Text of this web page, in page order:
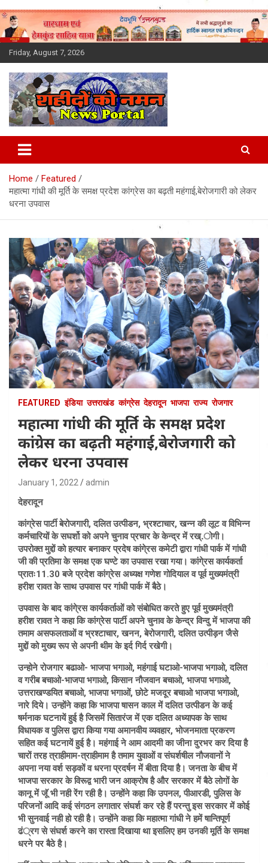
Skip
to
content
Friday, August 7, 2026
Latest News Today, Breaking
News, Uttarakhand News in
Hindi
Home
Featured
महात्मा गांधी की मूर्ति के समक्ष प्रदेश कांग्रेस का बढ़ती महंगाई,बेरोजगारी को लेकर
धरना उपवास
FEATURED इंडिया उत्तराखंड कांग्रेस देहरादून भाजपा राज्य रोजगार
महात्मा गांधी की मूर्ति के समक्ष प्रदेश
कांग्रेस का बढ़ती महंगाई,बेरोजगारी को
लेकर धरना उपवास
January 1, 2022 admin
देहरादून
कांग्रेस पार्टी बेरोजगारी, दलित उत्पीडन, भ्रश्टाचार, खन्न की लूट व विभिन्न
कर्मचारियों के सघर्शो को अपने चुनाव प्रचार के केन्द्र में रख्.ोगी।
उपरोक्त मुद्दों को हत्यार बनाकर प्रदेष कांगे्रस कमेटी द्वारा गांधी पार्क में गांधी
जी की प्रतिमा के समक्ष एक घण्टे का उपवास रखा गया। कांगे्रस कार्यकर्ता
प्रातः11.30 बजे प्रदेश कांग्रेस अध्यक्ष गणेश गोदियाल व पूर्व मुख्यमंत्री
हरीश रावत के साथ उपवास पर गांधी पार्क में बैठे।
उपवास के बाद कांगे्रस कार्यकर्ताओं को संबोधित करते हुए पूर्व मुख्यमंत्री
हरीश रावत ने कहा कि कांग्रेस पार्टी अपने चुनाव के केन्द्र विन्दु में भाजपा की
तमाम असफलताओं व भ्रश्टाचार, खनन, बेरोजगारी, दलित उत्पीड़न जैसे
मुद्दों को मुख्य रूप से अपनी थीम के इर्द गिर्द रखेगी।
उन्होने रोजगार बढाओ- भाजपा भगाओ, महंगाई घटाओ-भाजपा भगाओ, दलित
व गरीब बचाओ-भाजपा भगाओ, किसान नौजवान बचाओ, भाजपा भगाओ,
उत्तराखण्डयित बचाओ, भाजपा भगाओं, छोटे मजदूर बचाओ भाजपा भगाओ,
नारे दिये। उन्होंने कहा कि भाजपा षासन काल में दलित उत्पीडन के कई
षर्मनाक घटनायें हुई है जिसमें सितारंज में एक दलित अध्यापक के साथ
विधायक व पुलिस द्वारा किया गया अमानवीय व्यवहार, भोजनमाता प्रकरण
सहित कई घटनायें हुई है। महंगाई ने आम आदमी का जीना दुरभर कर दिया है
चारों तरह त्राहीमाम-त्राहीमाम है तमाम युवाओं व संघर्शषील नौजवानों ने
अपना नया वर्श सड़कों व धरना प्रदर्षन में बीता दिया है। जनता के बीच में
भाजपा सरकार के विरूद्व भारी जन आक्रोष है और सरकार में बैठे लोगों के
कानू में जूॅ भी नही रेंग रही है। उन्होंने कहा कि उपनल, पीआरडी, पुलिस के
परिजनों आदि कई संगठन लगातार संघर्श कर रहे हैं परन्तु इस सरकार में कोई
भी सुनवाई नही हो रही है। उन्होंने कहा कि महात्मा गांधी ने हमें षान्तिपूर्ण
ढं्रग से संघर्श करने का रास्ता दिखाया था इसलिए हम उनकी मूर्ति के समक्ष
धरने पर बैठे है।